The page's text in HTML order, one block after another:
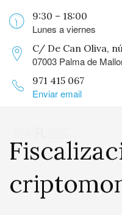
9:30 – 18:00
Lunes a viernes
C/ De Can Oliva,
07003 Palma de
971 415 067
Enviar email